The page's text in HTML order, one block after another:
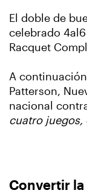
El doble de
celebrado
Racquet
A
Patterson,
nacional
cuatro juegos,
Convertir la